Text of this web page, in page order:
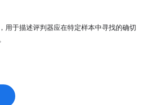
用于描述评判器应在特定样本中寻找的确切